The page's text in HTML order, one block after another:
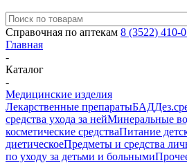
Справочная по аптекам 8 (3522) 410-
Главная
-
Каталог
-
Медицинские изделия
Лекарственные препаратыБАД
средства ухода за нейМинеральные
косметические средстваПитание
диетическоеПредметы и средства
по уходу за детьми и больными